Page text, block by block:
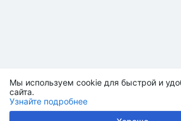
Мы используем cookie для быстрой и
сайта.
Узнайте подробнее